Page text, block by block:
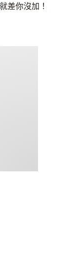
差你沒加！